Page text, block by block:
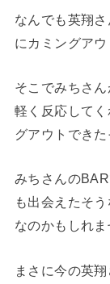
なんでも英翔
にカミングアウ
そこでみちさん
軽く反応して
グアウトできた
みちさんの
も出会えたそ
なのかもしれま
まさに今の英